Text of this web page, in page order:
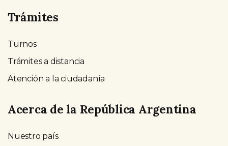
Trámites
Turnos
Trámites a distancia
Atención a la ciudadanía
Acerca de la República Argentina
Nuestro país